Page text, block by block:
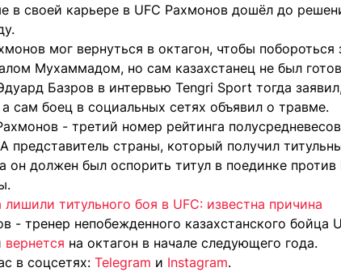
в своей карьере в UFC Рахмонов дошёл до
мог вернуться в октагон, чтобы
Мухаммадом, но сам казахстанец не был
Базров в интервью Tengri Sport тогда
сам боец в социальных сетях объявил о травме.
- третий номер рейтинга
представитель страны, который получил
он должен был оспорить титул в поединке
титульного боя в UFC: известна причина
- тренер непобежденного казахстанского бойца
вернется на октагон в начале следующего года.
в соцсетях: Telegram и Instagram.